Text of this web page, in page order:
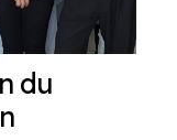
du